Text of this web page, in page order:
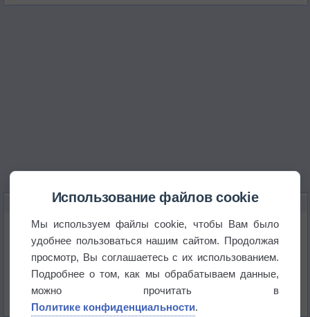
КАРТЫ ПОГОДЫ В ТЕРРАССЕ
Температура
Давление
Осадки
Список всех карт
Использование файлов cookie
Мы используем файлы cookie, чтобы Вам было
удобнее пользоваться нашим сайтом. Продолжая
просмотр, Вы соглашаетесь с их использованием.
Подробнее о том, как мы обрабатываем данные,
можно прочитать в
Политике конфиденциальности.